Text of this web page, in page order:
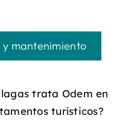
y mantenimiento
trata Odem en
turísticos?